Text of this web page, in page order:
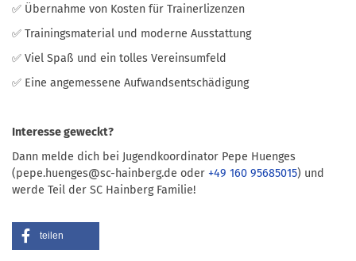
✅ Übernahme von Kosten für Trainerlizenzen
✅ Trainingsmaterial und moderne Ausstattung
✅ Viel Spaß und ein tolles Vereinsumfeld
✅ Eine angemessene Aufwandsentschädigung
Interesse geweckt?
Dann melde dich bei Jugendkoordinator Pepe Huenges
(pepe.huenges@sc-hainberg.de oder +49 160 95685015) und
werde Teil der SC Hainberg Familie!
teilen